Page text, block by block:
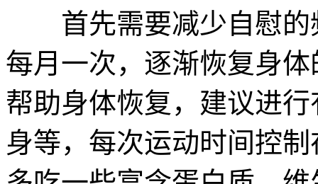
首先需要减少自慰的
每月一次，逐渐恢复身
帮助身体恢复，建议进
身等，每次运动时间控